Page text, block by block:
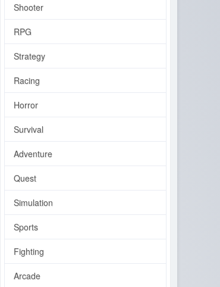
Shooter
RPG
Strategy
Racing
Horror
Survival
Adventure
Quest
Simulation
Sports
Fighting
Arcade